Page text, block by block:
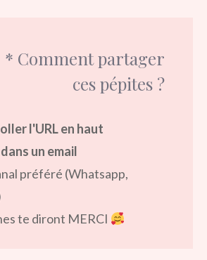
* Comment partager
ces pépites ?
l'URL en haut
un email
préféré (Whatsapp,
te diront MERCI